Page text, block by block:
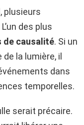
plusieurs
des plus
de causalité. Si un
la lumière, il
dans
temporelles.
serait précaire.